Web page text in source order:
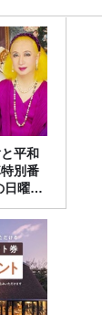
平和
別番
日曜日
ン